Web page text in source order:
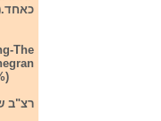
כאחד.(50%/
The
רצ"ב